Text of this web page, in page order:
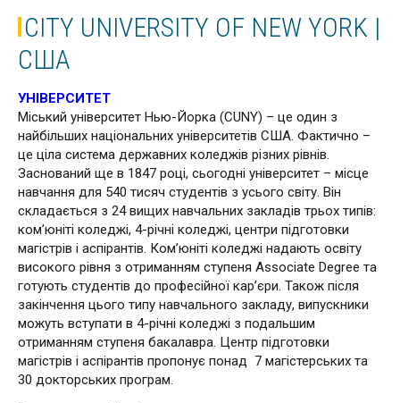
CITY UNIVERSITY OF NEW YORK |
США
УНІВЕРСИТЕТ
Міський університет Нью-Йорка (CUNY) – це один з
найбільших національних університетів США. Фактично –
це ціла система державних коледжів різних рівнів.
Заснований ще в 1847 році, сьогодні університет – місце
навчання для 540 тисяч студентів з усього світу. Він
складається з 24 вищих навчальних закладів трьох типів:
ком’юніті коледжі, 4-річні коледжі, центри підготовки
магістрів і аспірантів. Ком’юніті коледжі надають освіту
високого рівня з отриманням ступеня Associate Degree та
готують студентів до професійної кар’єри. Також після
закінчення цього типу навчального закладу, випускники
можуть вступати в 4-річні коледжі з подальшим
отриманням ступеня бакалавра. Центр підготовки
магістрів і аспірантів пропонує понад 7 магістерських та
30 докторських програм.